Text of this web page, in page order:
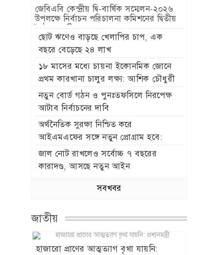
জেবিএবি কেন্দ্রীয় দ্বি-বার্ষিক সম্মেলন-২০২৬
উপলক্ষে নির্বাচন পরিচালনা কমিশনের দ্বিতীয়
বৈঠক অনুষ্ঠিত
ছোট ঋণেও বাড়ছে খেলাপির চাপ, এক
বছরে বেড়েছে ২৪ লাখ
১৮ মাসের মধ্যে চায়না ইকোনমিক জোনে
প্রথম কারখানা চালুর লক্ষ্য: আশিক চৌধুরী
নতুন বোর্ড গঠন ও পুনঃতফসিলে নিরপেক্ষ
আটাব নির্বাচনের দাবি
অর্থনৈতিক সুরক্ষা নিশ্চিত করে
আইএমএফের সঙ্গে নতুন প্রোগ্রাম হবে:
অর্থমন্ত্রী
জাল নোট রাখলেও সর্বোচ্চ ৭ বছরের
কারাদণ্ড, আসছে নতুন আইন
সবখবর
জাতীয়
হাজারো প্রাণের আত্মত্যাগ বৃথা যায়নি: